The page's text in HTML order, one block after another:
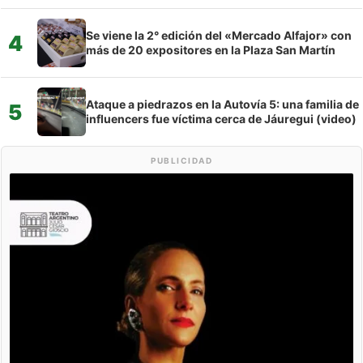
4
Se viene la 2° edición del «Mercado Alfajor» con
más de 20 expositores en la Plaza San Martín
5
Ataque a piedrazos en la Autovía 5: una familia de
influencers fue víctima cerca de Jáuregui (video)
PUBLICIDAD